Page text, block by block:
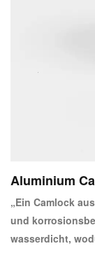
Aluminium
cker
„Ein Camlock
und
wasserdicht,